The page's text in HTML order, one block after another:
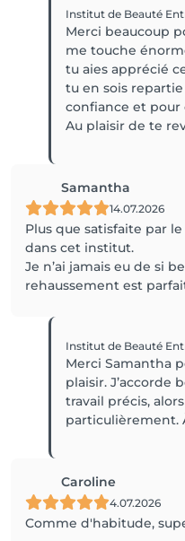
Institut de Beauté
Merci beaucoup
me touche
tu aies apprécié
tu en sois
confiance et
Au plaisir de te
Samantha
14.07.2026
Plus que satisfaite par
dans cet institut.
Je n’ai jamais eu de si
rehaussement est
Institut de Beauté
Merci Samantha
plaisir. J’accorde
travail précis,
particulièrement.
Caroline
4.07.2026
Comme d'habitude,